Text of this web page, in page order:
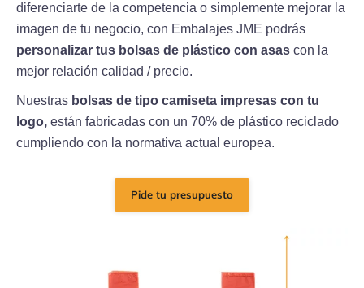
diferenciarte de la competencia o simplemente mejorar la
imagen de tu negocio, con Embalajes JME podrás
personalizar tus bolsas de plástico con asas con la
mejor relación calidad / precio.
Nuestras bolsas de tipo camiseta impresas con tu
logo, están fabricadas con un 70% de plástico reciclado
cumpliendo con la normativa actual europea.
Pide tu presupuesto